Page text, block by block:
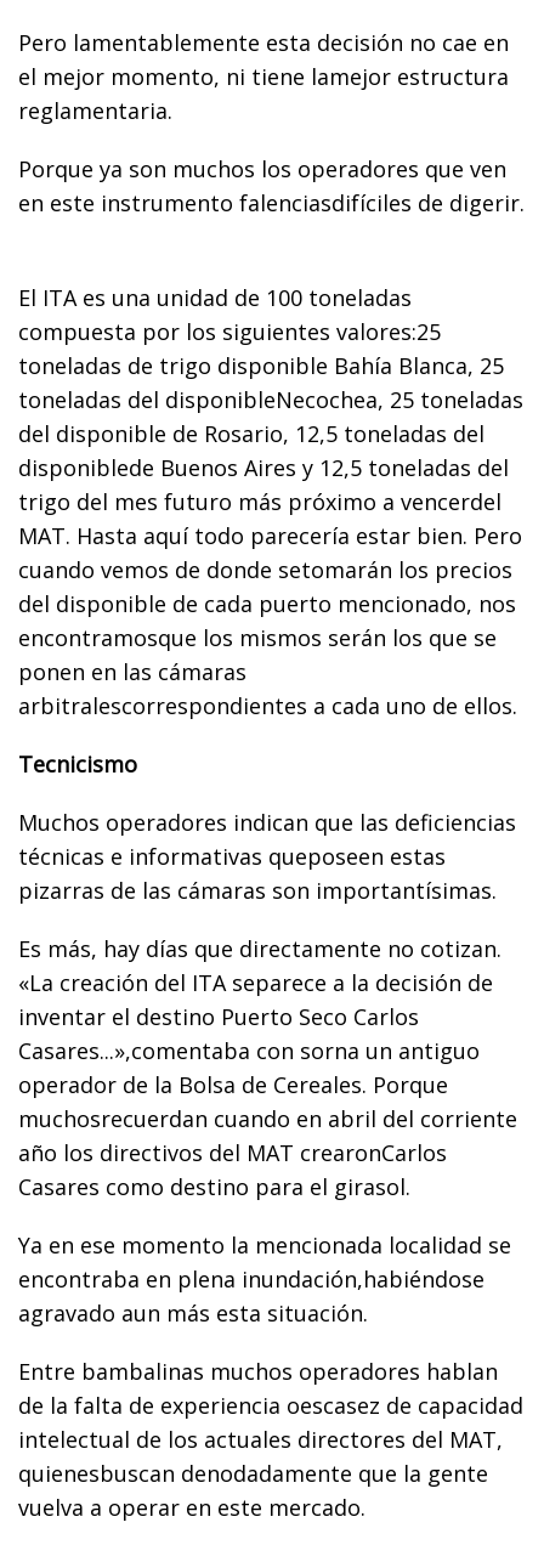
Pero lamentablemente esta decisión no cae en
el mejor momento, ni tiene lamejor estructura
reglamentaria.
Porque ya son muchos los operadores que ven
en este instrumento falenciasdifíciles de digerir.
El ITA es una unidad de 100 toneladas
compuesta por los siguientes valores:25
toneladas de trigo disponible Bahía Blanca, 25
toneladas del disponibleNecochea, 25 toneladas
del disponible de Rosario, 12,5 toneladas del
disponiblede Buenos Aires y 12,5 toneladas del
trigo del mes futuro más próximo a vencerdel
MAT. Hasta aquí todo parecería estar bien. Pero
cuando vemos de donde setomarán los precios
del disponible de cada puerto mencionado, nos
encontramosque los mismos serán los que se
ponen en las cámaras
arbitralescorrespondientes a cada uno de ellos.
Tecnicismo
Muchos operadores indican que las deficiencias
técnicas e informativas queposeen estas
pizarras de las cámaras son importantísimas.
Es más, hay días que directamente no cotizan.
«La creación del ITA separece a la decisión de
inventar el destino Puerto Seco Carlos
Casares...»,comentaba con sorna un antiguo
operador de la Bolsa de Cereales. Porque
muchosrecuerdan cuando en abril del corriente
año los directivos del MAT crearonCarlos
Casares como destino para el girasol.
Ya en ese momento la mencionada localidad se
encontraba en plena inundación,habiéndose
agravado aun más esta situación.
Entre bambalinas muchos operadores hablan
de la falta de experiencia oescasez de capacidad
intelectual de los actuales directores del MAT,
quienesbuscan denodadamente que la gente
vuelva a operar en este mercado.